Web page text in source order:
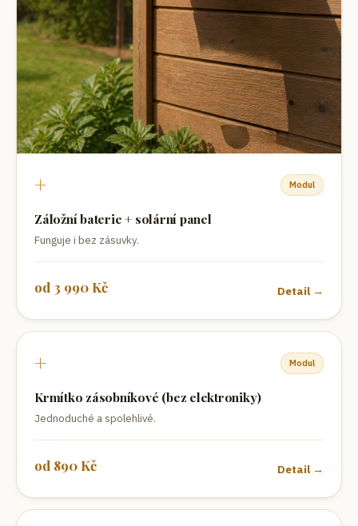
+ Modul
Záložní baterie + solární panel
Funguje i bez zásuvky.
od 3 990 Kč Detail →
+ Modul
Krmítko zásobníkové (bez elektroniky)
Jednoduché a spolehlivé.
od 890 Kč Detail →